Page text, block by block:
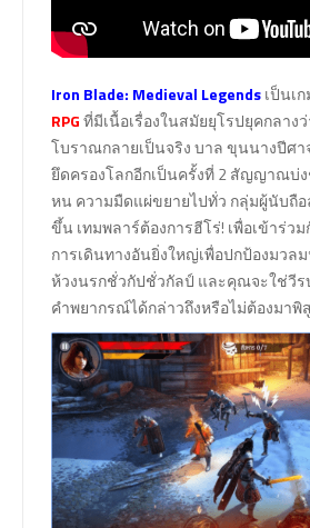
Iron Blade: Medieval Legendsเป็นเ
RPGที่มีเนื้อเรื่องในสมัยยุโรปยุคกลา
โบราณกลายเป็นจริง บาล ขุนนางปีศา
ยึดครองโลกอีกเป็นครั้งที่ 2 สัญญาณบ่
หน ความมืดแผ่ขยายไปทั่ว กลุ่มผู้นับถื
ขึ้น เทมพลาร์ต้องการฮีโร่! เพื่อเข้าร่ว
การเดินทางอันยิ่งใหญ่เพื่อปกป้องมวล
ห้วงนรกชั่วกัปชั่วกัลป์ และคุณจะใช่วีร
คำพยากรณ์ได้กล่าวถึงหรือไม่ต้องมาพิ